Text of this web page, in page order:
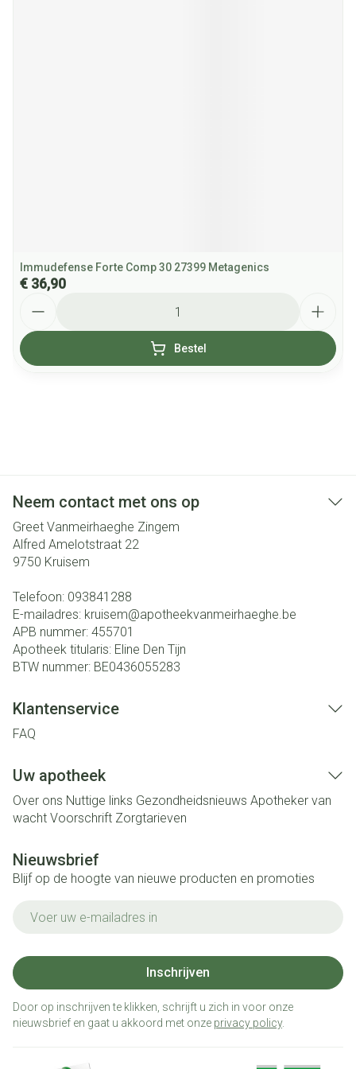
Immudefense Forte Comp 30 27399 Metagenics
€ 36,90
Bestel
Neem contact met ons op
Greet Vanmeirhaeghe Zingem
Alfred Amelotstraat 22
9750 Kruisem
Telefoon: 093841288
E-mailadres: kruisem@apotheekvanmeirhaeghe.be
APB nummer: 455701
Apotheek titularis: Eline Den Tijn
BTW nummer: BE0436055283
Klantenservice
FAQ
Uw apotheek
Over ons Nuttige links Gezondheidsnieuws Apotheker van
wacht Voorschrift Zorgtarieven
Nieuwsbrief
Blijf op de hoogte van nieuwe producten en promoties
Inschrijven
Door op inschrijven te klikken, schrijft u zich in voor onze
nieuwsbrief en gaat u akkoord met onze privacy policy.